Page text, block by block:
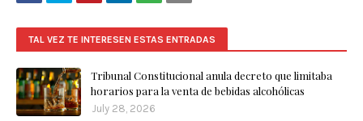
TAL VEZ TE INTERESEN ESTAS ENTRADAS
Tribunal Constitucional anula decreto que limitaba
horarios para la venta de bebidas alcohólicas
July 28, 2026